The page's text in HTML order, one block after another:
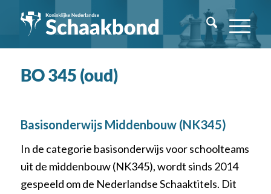
BO 345 (oud)
Basisonderwijs Middenbouw (NK345)
In de categorie basisonderwijs voor schoolteams
uit de middenbouw (NK345), wordt sinds 2014
gespeeld om de Nederlandse Schaaktitels. Dit